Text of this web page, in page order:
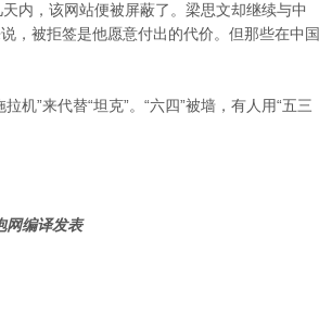
内，该网站便被屏蔽了。梁思文却继续与中
，被拒签是他愿意付出的代价。但那些在中国
机”来代替“坦克”。“六四”被墙，有人用“五三
网编译发表